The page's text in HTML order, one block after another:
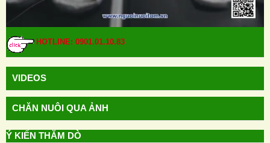
HOTLINE: 0901.01.10.83
VIDEOS
CHĂN NUÔI QUA ẢNH
Ý KIẾN THĂM DÒ